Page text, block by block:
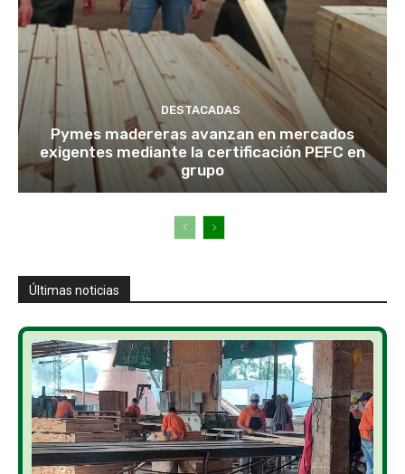
DESTACADAS
Pymes madereras avanzan en mercados
exigentes mediante la certificación PEFC en
grupo
Últimas noticias